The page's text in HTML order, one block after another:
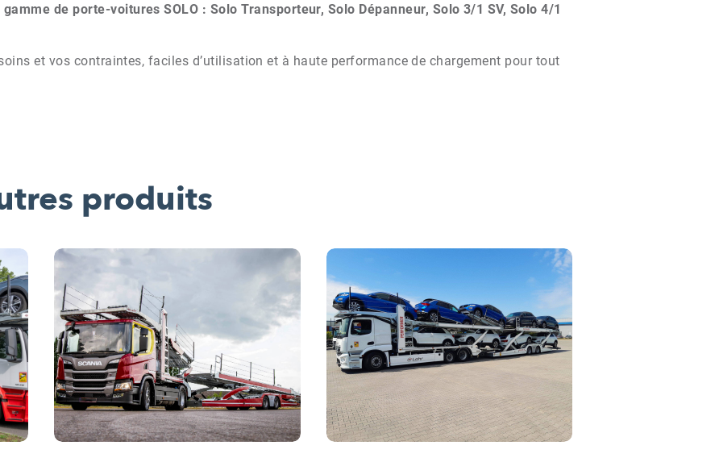
de porte-voitures SOLO : Solo Transporteur, Solo Dépanneur, Solo 3/1 SV, Solo 4/1
et vos contraintes, faciles d’utilisation et à haute performance de chargement pour tout
produits